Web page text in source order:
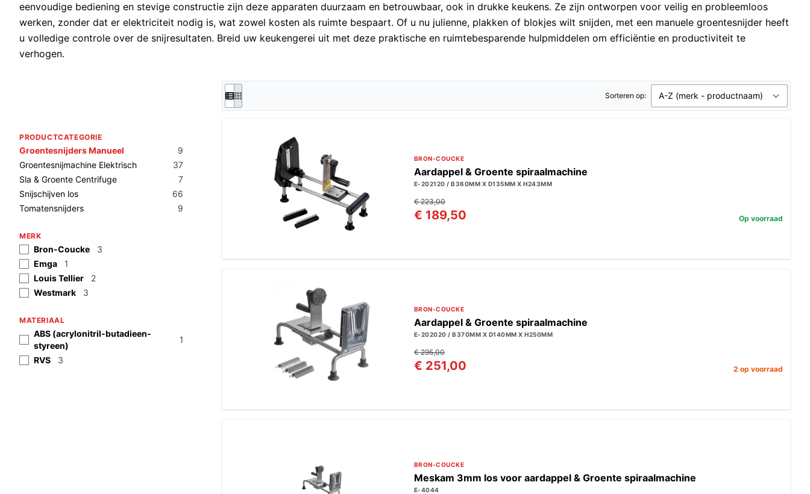
eenvoudige bediening en stevige constructie zijn deze apparaten duurzaam en betrouwbaar, ook in drukke keukens. Ze zijn ontworpen voor veilig en probleemloos
werken, zonder dat er elektriciteit nodig is, wat zowel kosten als ruimte bespaart. Of u nu julienne, plakken of blokjes wilt snijden, met een manuele groentesnijder heeft
u volledige controle over de snijresultaten. Breid uw keukengerei uit met deze praktische en ruimtebesparende hulpmiddelen om efficiëntie en productiviteit te
verhogen.
Sorteren op:
PRODUCTCATEGORIE
Groentesnijders Manueel
9
Groentesnijmachine Elektrisch
37
Sla & Groente Centrifuge
7
Snijschijven los
66
Tomatensnijders
9
MERK
Bron-Coucke
3
Emga
1
Louis Tellier
2
Westmark
3
MATERIAAL
ABS (acrylonitril-butadieen-
styreen)
1
RVS
3
BRON-COUCKE
Aardappel & Groente spiraalmachine
E-202120 / B360MM X D135MM X H243MM
€ 223,00
€ 189,50 Op voorraad
BRON-COUCKE
Aardappel & Groente spiraalmachine
E-202020 / B370MM X D140MM X H250MM
€ 295,00
€ 251,00 2 op voorraad
BRON-COUCKE
Meskam 3mm los voor aardappel & Groente spiraalmachine
E-4044